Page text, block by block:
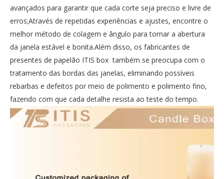
avançados para garantir que cada corte seja preciso e livre de
erros;Através de repetidas experiências e ajustes, encontre o
melhor método de colagem e ângulo para tornar a abertura
da janela estável e bonita.Além disso, os fabricantes de
presentes de papelão ITIS box também se preocupa com o
tratamento das bordas das janelas, eliminando possíveis
rebarbas e defeitos por meio de polimento e polimento fino,
fazendo com que cada detalhe resista ao teste do tempo.